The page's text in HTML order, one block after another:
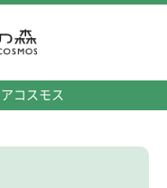
コスモス